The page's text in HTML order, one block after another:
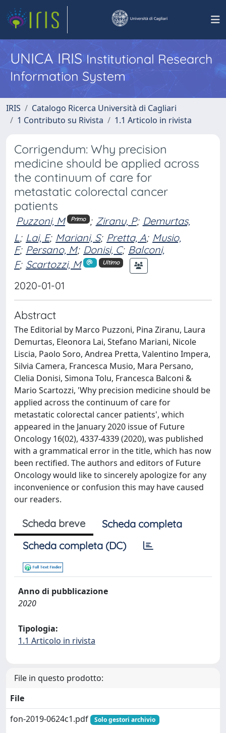
UNICA IRISInstitutional Research
Information System
IRIS
Catalogo Ricerca Università di Cagliari
1 Contributo su Rivista
1.1 Articolo in rivista
Corrigendum: Why precision
medicine should be applied across
the continuum of care for
metastatic colorectal cancer
patients
Puzzoni, M Primo ; Ziranu, P; Demurtas,
L; Lai, E; Mariani, S; Pretta, A; Musio,
F; Persano, M; Donisi, C; Balconi,
F; Scartozzi, M Ultimo
2020-01-01
Abstract
The Editorial by Marco Puzzoni, Pina Ziranu, Laura
Demurtas, Eleonora Lai, Stefano Mariani, Nicole
Liscia, Paolo Soro, Andrea Pretta, Valentino Impera,
Silvia Camera, Francesca Musio, Mara Persano,
Clelia Donisi, Simona Tolu, Francesca Balconi &
Mario Scartozzi, 'Why precision medicine should be
applied across the continuum of care for
metastatic colorectal cancer patients', which
appeared in the January 2020 issue of Future
Oncology 16(02), 4337-4339 (2020), was published
with a grammatical error in the title, which has now
been rectified. The authors and editors of Future
Oncology would like to sincerely apologize for any
inconvenience or confusion this may have caused
our readers.
Scheda breve
Scheda completa
Scheda completa (DC)
Anno di pubblicazione
2020
Tipologia:
1.1 Articolo in rivista
File in questo prodotto:
File
fon-2019-0624c1.pdf
Solo gestori archivio